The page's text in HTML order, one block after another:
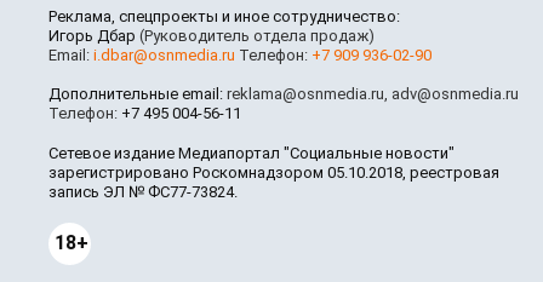
Реклама, спецпроекты и иное сотрудничество:
Игорь Дбар (Руководитель отдела продаж)
Email: i.dbar@osnmedia.ru Телефон: +7 909 936-02-90
Дополнительные email: reklama@osnmedia.ru, adv@osnmedia.ru
Телефон: +7 495 004-56-11
Сетевое издание Медиапортал "Социальные новости"
зарегистрировано Роскомнадзором 05.10.2018, реестровая
запись ЭЛ № ФС77-73824.
18+